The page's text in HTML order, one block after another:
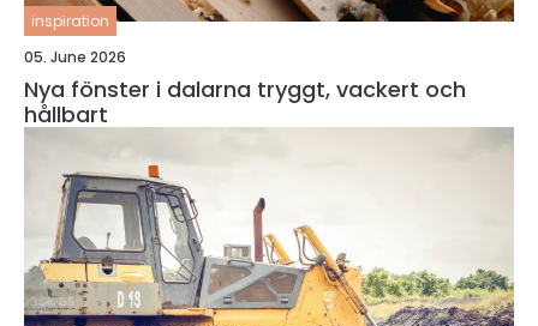
inspiration
05. June 2026
Nya fönster i dalarna tryggt, vackert och
hållbart